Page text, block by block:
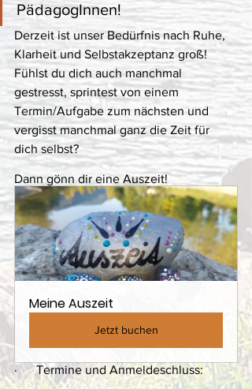
PädagogInnen!
Derzeit ist unser Bedürfnis nach Ruhe,
Klarheit und Selbstakzeptanz groß!
Fühlst du dich auch manchmal
gestresst, sprintest von einem
Termin/Aufgabe zum nächsten und
vergisst manchmal ganz die Zeit für
dich selbst?
Dann gönn dir eine Auszeit!
Meine Auszeit
Jetzt buchen
·      Termine und Anmeldeschluss: